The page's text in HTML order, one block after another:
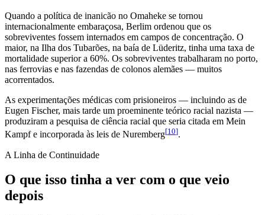
Quando a política de inanicão no Omaheke se tornou
internacionalmente embaraçosa, Berlim ordenou que os
sobreviventes fossem internados em campos de concentração. O
maior, na Ilha dos Tubarões, na baía de Lüderitz, tinha uma taxa de
mortalidade superior a 60%. Os sobreviventes trabalharam no porto,
nas ferrovias e nas fazendas de colonos alemães — muitos
acorrentados.
As experimentações médicas com prisioneiros — incluindo as de
Eugen Fischer, mais tarde um proeminente teórico racial nazista —
produziram a pesquisa de ciência racial que seria citada em Mein
Kampf e incorporada às leis de Nuremberg[10].
A Linha de Continuidade
O que isso tinha a ver com o que veio
depois